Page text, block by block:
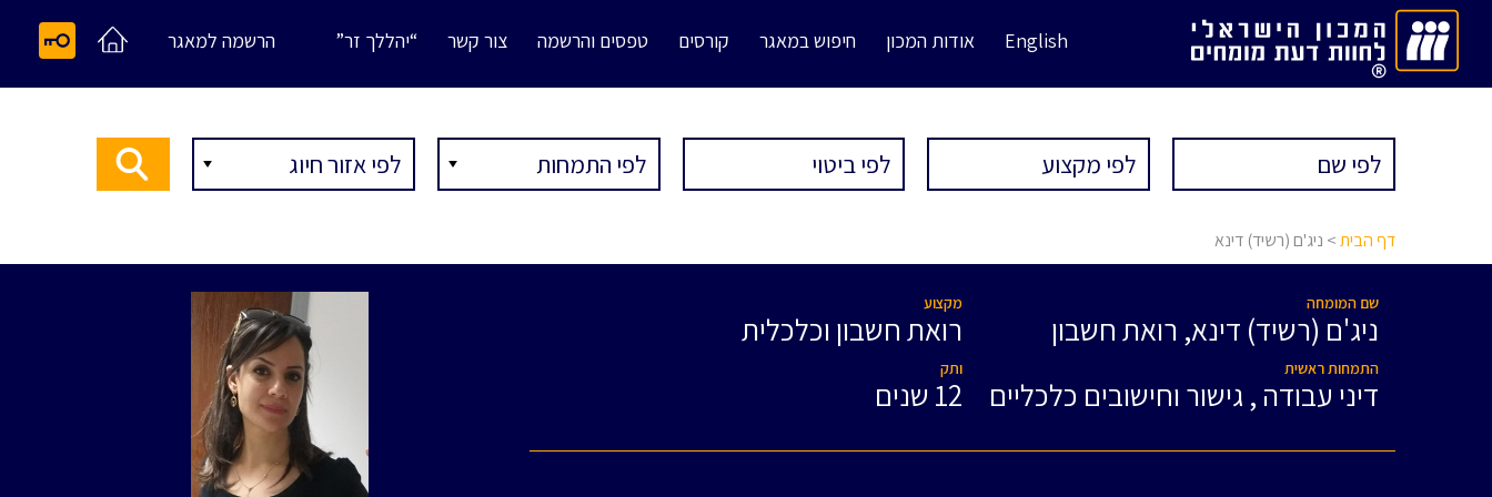
English אודות המכון חיפוש במאגר קורסים טפסים והרשמה צור קשר “יהללך זר” הרשמה למאגר
דף הבית> ניג'ם (רשיד) דינא
שם המומחה
ניג'ם (רשיד) דינא, רואת חשבון
התמחות ראשית
דיני עבודה , גישור וחישובים כלכליים
מקצוע
רואת חשבון וכלכלית
ותק
12 שנים